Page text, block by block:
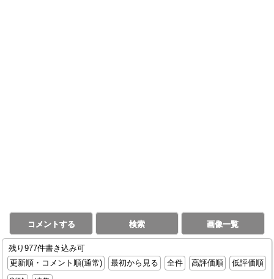
コメントする 検索 画像一覧
残り977件書き込み可
更新順・コメント順(通常)
最初から見る 全件 高評価順
低評価順